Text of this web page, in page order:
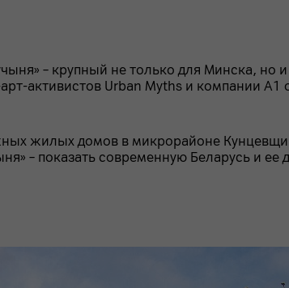
– крупный не только для Минска,
активистов Urban Myths и компании
жилых домов в микрорайоне
– показать современную Беларусь и